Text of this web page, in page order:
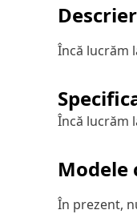
Încă lucrăm
Încă lucrăm
În prezent,